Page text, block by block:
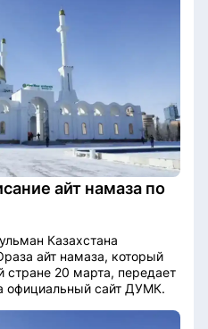
айт намаза по
Казахстана
айт намаза, который
стране 20 марта, передает
официальный сайт ДУМК.